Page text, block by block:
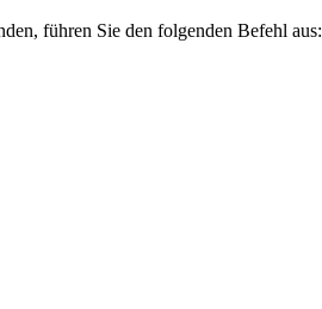
führen Sie den folgenden Befehl aus: